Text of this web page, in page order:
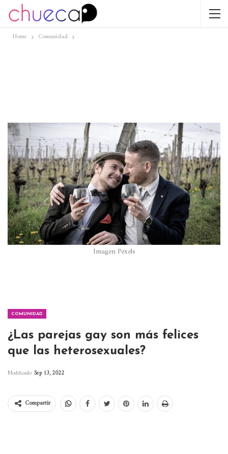
Home Comunidad
Imagen Pexels
COMUNIDAD
¿Las parejas gay son más felices
que las heterosexuales?
Modificado Sep 13, 2022
Compartir